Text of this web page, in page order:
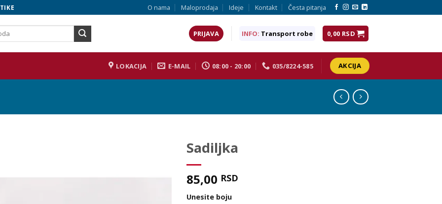
O nama Maloprodaja Ideje Kontakt Česta pitanja
PRIJAVA INFO: Transport robe 0,00 RSD
LOKACIJA E-MAIL 08:00 - 20:00 035/8224-585 AKCIJA
Sadiljka
85,00 RSD
Unesite boju